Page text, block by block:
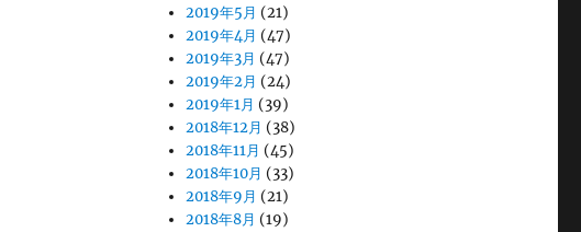
2019年5月 (21)
2019年4月 (47)
2019年3月 (47)
2019年2月 (24)
2019年1月 (39)
2018年12月 (38)
2018年11月 (45)
2018年10月 (33)
2018年9月 (21)
2018年8月 (19)